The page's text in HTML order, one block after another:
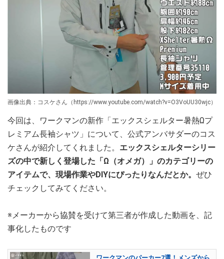
画像出典：コスケさん（https://www.youtube.com/watch?v=O3VoUU30wjc）
今回は、ワークマンの新作「エックスシェルター暑熱Ωプ
レミアム長袖シャツ」について、公式アンバサダーのコス
ケさんが紹介してくれました。 エックスシェルターシリー
ズの中で新しく登場した「Ω（オメガ）」のカテゴリーの
アイテムで、現場作業やDIYにぴったりなんだとか。 ぜひ
チェックしてみてください。
※メーカーから協賛を受けて第三者が作成した動画を、記
事化したものです